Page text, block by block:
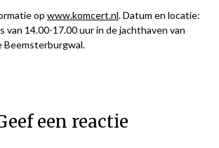
op www.komcert.nl. Datum en locatie:
van 14.00-17.00 uur in de jachthaven van
Beemsterburgwal.
een reactie